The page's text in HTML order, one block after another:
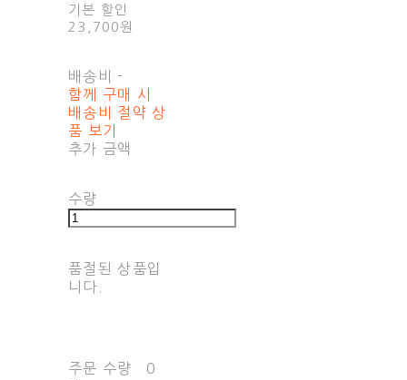
기본 할인
23,700원
배송비 -
함께 구매 시
배송비 절약 상
품 보기
추가 금액
수량
품절된 상품입
니다.
주문 수량
0